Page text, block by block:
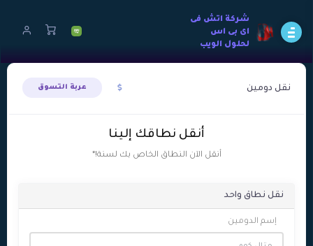
شركة اتش فى
اى بى اس
لحلول الويب
نقل دومين عربة التسوق
أنقل نطاقك إلينا
أنقل الآن النطاق الخاص بك لسنة!*
نقل نطاق واحد
إسم الدومين